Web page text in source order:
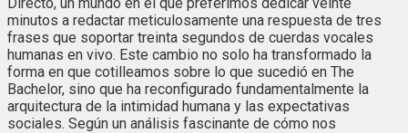
minutos a redactar meticulosamente una respuesta de tres
frases que soportar treinta segundos de cuerdas vocales
humanas en vivo. Este cambio no solo ha transformado la
forma en que cotilleamos sobre lo que sucedió en The
Bachelor, sino que ha reconfigurado fundamentalmente la
arquitectura de la intimidad humana y las expectativas
sociales. Según un análisis fascinante de cómo nos